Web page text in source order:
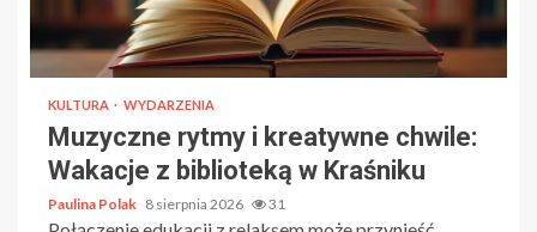
KULTURA WYDARZENIA
Muzyczne rytmy i kreatywne chwile:
Wakacje z biblioteką w Kraśniku
Paulina Polak 8 sierpnia 2026 31